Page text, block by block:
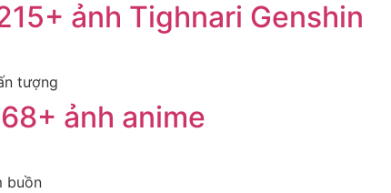
ảnh Tighnari Genshin
ảnh anime